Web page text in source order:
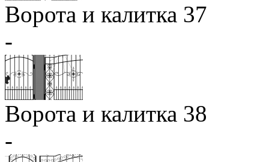
Ворота и калитка 37
-
Ворота и калитка 38
-